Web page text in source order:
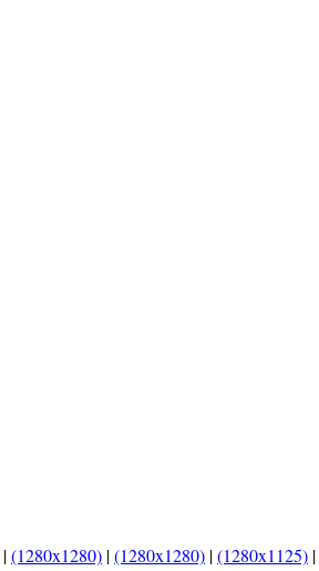
|(1280x1280) |(1280x1280) |(1280x1125) |